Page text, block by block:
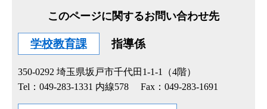
このページに関するお問い合わせ先
学校教育課 指導係
350-0292 埼玉県坂戸市千代田1-1-1（4階）
Tel：049-283-1331 内線578
Fax：049-283-1691